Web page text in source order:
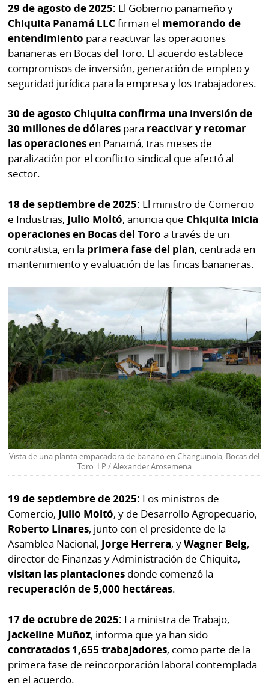
29 de agosto de 2025: El Gobierno panameño y
Chiquita Panamá LLC firman el memorando de
entendimiento para reactivar las operaciones
bananeras en Bocas del Toro. El acuerdo establece
compromisos de inversión, generación de empleo y
seguridad jurídica para la empresa y los trabajadores.
30 de agosto Chiquita confirma una inversión de
30 millones de dólares para reactivar y retomar
las operaciones en Panamá, tras meses de
paralización por el conflicto sindical que afectó al
sector.
18 de septiembre de 2025: El ministro de Comercio
e Industrias, Julio Moltó, anuncia que Chiquita inicia
operaciones en Bocas del Toro a través de un
contratista, en la primera fase del plan, centrada en
mantenimiento y evaluación de las fincas bananeras.
Vista de una planta empacadora de banano en Changuinola, Bocas del
Toro. LP / Alexander Arosemena
19 de septiembre de 2025: Los ministros de
Comercio, Julio Moltó, y de Desarrollo Agropecuario,
Roberto Linares, junto con el presidente de la
Asamblea Nacional, Jorge Herrera, yWagner Beig,
director de Finanzas y Administración de Chiquita,
visitan las plantaciones donde comenzó la
recuperación de 5,000 hectáreas.
17 de octubre de 2025: La ministra de Trabajo,
Jackeline Muñoz, informa que ya han sido
contratados 1,655 trabajadores, como parte de la
primera fase de reincorporación laboral contemplada
en el acuerdo.